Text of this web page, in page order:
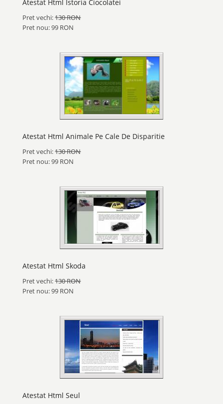
Atestat Html Istoria Ciocolatei
Pret vechi:130 RON
Pret nou: 99 RON
Atestat Html Animale Pe Cale De Disparitie
Pret vechi:130 RON
Pret nou: 99 RON
Atestat Html Skoda
Pret vechi:130 RON
Pret nou: 99 RON
Atestat Html Seul